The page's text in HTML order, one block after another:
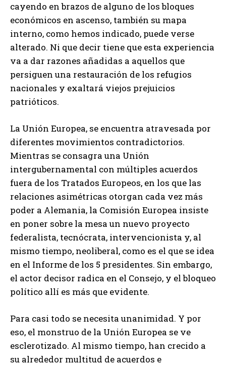
cayendo en brazos de alguno de los bloques
económicos en ascenso, también su mapa
interno, como hemos indicado, puede verse
alterado. Ni que decir tiene que esta experiencia
va a dar razones añadidas a aquellos que
persiguen una restauración de los refugios
nacionales y exaltará viejos prejuicios
patrióticos.
La Unión Europea, se encuentra atravesada por
diferentes movimientos contradictorios.
Mientras se consagra una Unión
intergubernamental con múltiples acuerdos
fuera de los Tratados Europeos, en los que las
relaciones asimétricas otorgan cada vez más
poder a Alemania, la Comisión Europea insiste
en poner sobre la mesa un nuevo proyecto
federalista, tecnócrata, intervencionista y, al
mismo tiempo, neoliberal, como es el que se idea
en el Informe de los 5 presidentes. Sin embargo,
el actor decisor radica en el Consejo, y el bloqueo
político allí es más que evidente.
Para casi todo se necesita unanimidad. Y por
eso, el monstruo de la Unión Europea se ve
esclerotizado. Al mismo tiempo, han crecido a
su alrededor multitud de acuerdos e